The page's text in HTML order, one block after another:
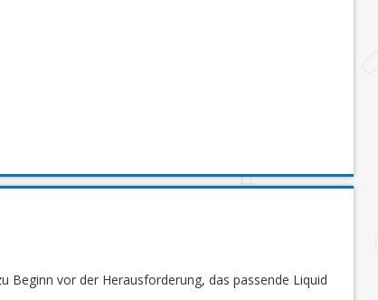
Beginn vor der Herausforderung, das passende Liquid